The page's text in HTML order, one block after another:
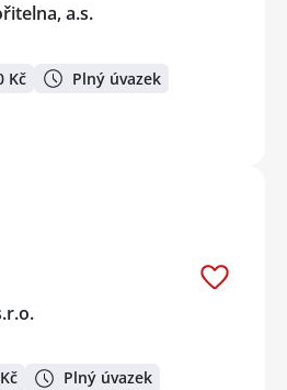
a.s.
Kč Plný úvazek
Plný úvazek